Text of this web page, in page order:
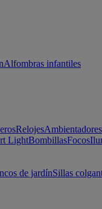
Alfombras infantiles
RelojesAmbientadores
LightBombillasFocos
de jardínSillas